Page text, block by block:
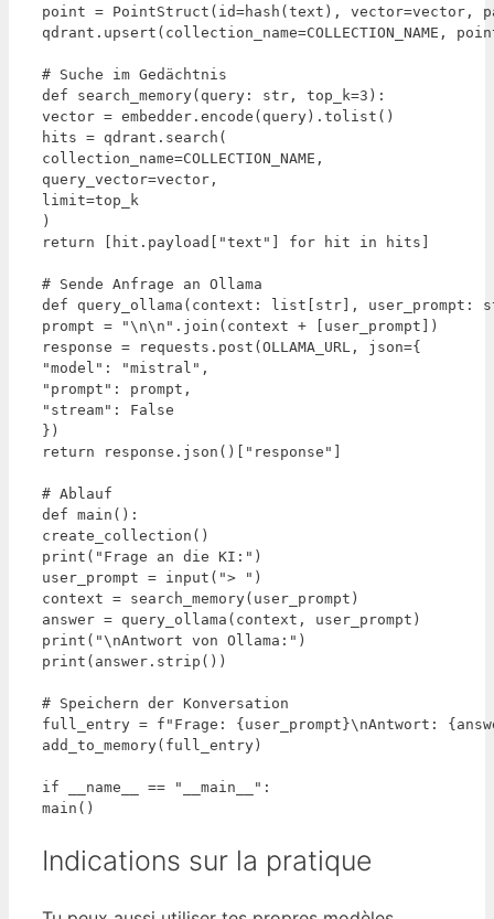
point = PointStruct(id=hash(text), vector=vector,
qdrant.upsert(collection_name=COLLECTION_NAME,
# Suche im Gedächtnis
def search_memory(query: str, top_k=3):
vector = embedder.encode(query).tolist()
hits = qdrant.search(
collection_name=COLLECTION_NAME,
query_vector=vector,
limit=top_k
)
return [hit.payload["text"] for hit in hits]
# Sende Anfrage an Ollama
def query_ollama(context: list[str], user_prompt:
prompt = "\n\n".join(context + [user_prompt])
response = requests.post(OLLAMA_URL, json={
"model": "mistral",
"prompt": prompt,
"stream": False
})
return response.json()["response"]
# Ablauf
def main():
create_collection()
print("Frage an die KI:")
user_prompt = input("> ")
context = search_memory(user_prompt)
answer = query_ollama(context, user_prompt)
print("\nAntwort von Ollama:")
print(answer.strip())
# Speichern der Konversation
full_entry = f"Frage: {user_prompt}\nAntwort:
add_to_memory(full_entry)
if __name__ == "__main__":
main()
Indications sur la pratique